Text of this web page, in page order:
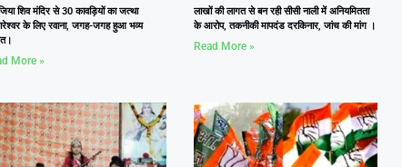
शिव मंदिर से 30 कावड़ियों का जत्था
के लिए रवाना, जगह-जगह हुआ भव्य
More »
लाखों की लागत से बन रही सीसी नाली में अनियमितता
के आरोप, तकनीकी मापदंड दरकिनार, जांच की मांग ।
Read More »